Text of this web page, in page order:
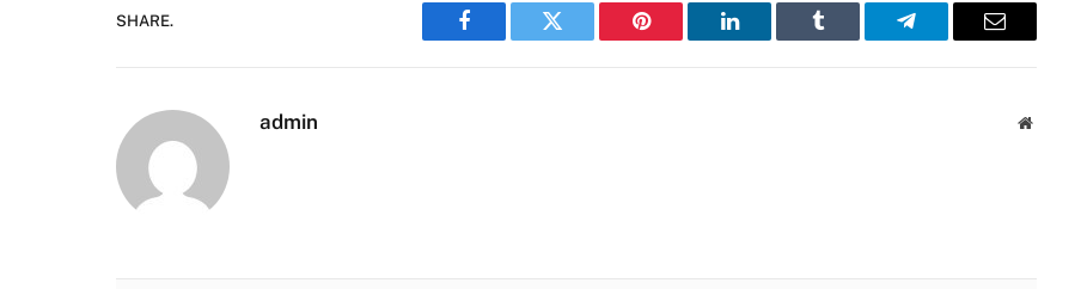
SHARE.
Facebook Twitter Pinterest LinkedIn Tumblr Telegram Email
admin Website